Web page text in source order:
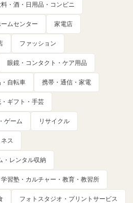
・酒・日用品・コンビニ
ムセンター 家電店
ファッション
眼鏡・コンタクト・ケア用品
自転車 携帯・通信・家電
ギフト・手芸
ゲーム リサイクル
ス
・レンタル収納
学習塾・カルチャー・教育・教習所
フォトスタジオ・プリントサービス